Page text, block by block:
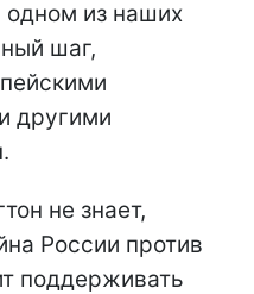
одном из наших
шаг,
другими
не знает,
России против
поддерживать